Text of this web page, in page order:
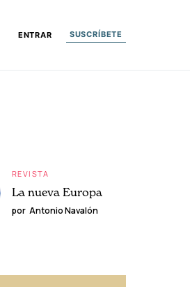
ENTRAR SUSCRÍBETE
REVISTA
La nueva Europa
por Antonio Navalón